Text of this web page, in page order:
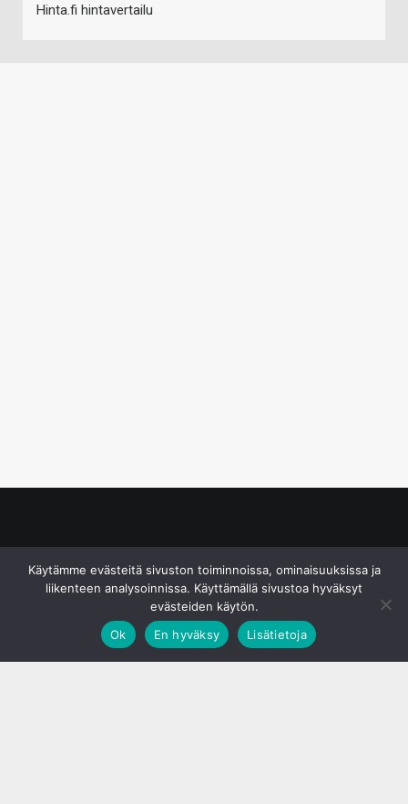
Hinta.fi hintavertailu
Käytämme evästeitä sivuston toiminnoissa, ominaisuuksissa ja
liikenteen analysoinnissa. Käyttämällä sivustoa hyväksyt
evästeiden käytön.
Ok
En hyväksy Lisätietoja